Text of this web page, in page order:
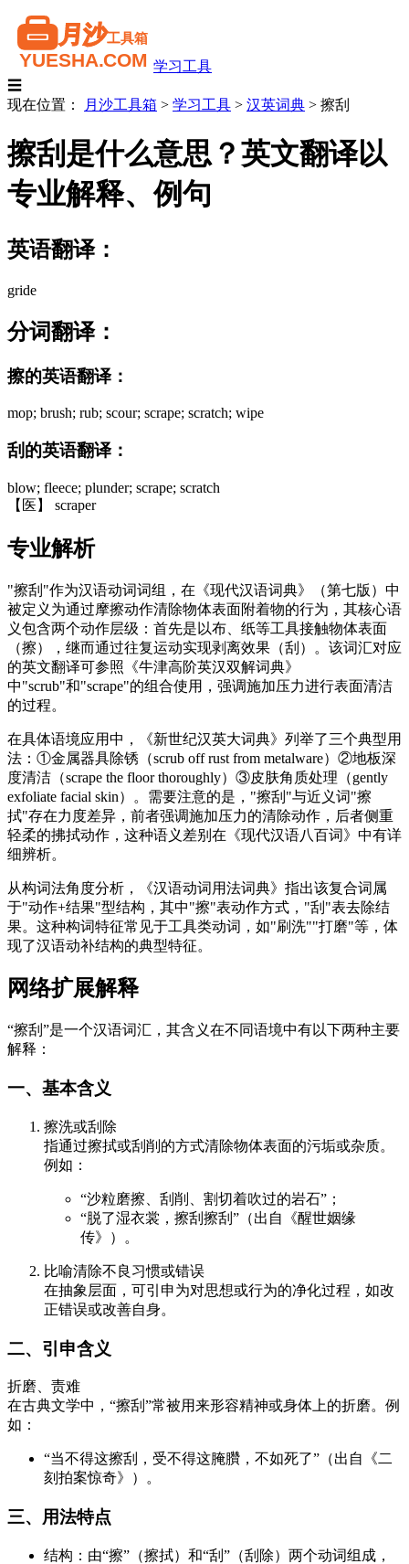
学习工具
☰
现在位置：
月沙工具箱 > 学习工具 > 汉英词典 > 擦刮
擦刮是什么意思？英文翻译以
专业解释、例句
英语翻译：
gride
分词翻译：
擦的英语翻译：
mop; brush; rub; scour; scrape; scratch; wipe
刮的英语翻译：
blow; fleece; plunder; scrape; scratch
【医】 scraper
专业解析
"擦刮"作为汉语动词词组，在《现代汉语词典》（第七版）中
被定义为通过摩擦动作清除物体表面附着物的行为，其核心语
义包含两个动作层级：首先是以布、纸等工具接触物体表面
（擦），继而通过往复运动实现剥离效果（刮）。该词汇对应
的英文翻译可参照《牛津高阶英汉双解词典》
中"scrub"和"scrape"的组合使用，强调施加压力进行表面清洁
的过程。
在具体语境应用中，《新世纪汉英大词典》列举了三个典型用
法：①金属器具除锈（scrub off rust from metalware）②地板深
度清洁（scrape the floor thoroughly）③皮肤角质处理（gently
exfoliate facial skin）。需要注意的是，"擦刮"与近义词"擦
拭"存在力度差异，前者强调施加压力的清除动作，后者侧重
轻柔的拂拭动作，这种语义差别在《现代汉语八百词》中有详
细辨析。
从构词法角度分析，《汉语动词用法词典》指出该复合词属
于"动作+结果"型结构，其中"擦"表动作方式，"刮"表去除结
果。这种构词特征常见于工具类动词，如"刷洗""打磨"等，体
现了汉语动补结构的典型特征。
网络扩展解释
“擦刮”是一个汉语词汇，其含义在不同语境中有以下两种主要
解释：
一、基本含义
擦洗或刮除
指通过擦拭或刮削的方式清除物体表面的污垢或杂质。
例如：
“沙粒磨擦、刮削、割切着吹过的岩石”；
“脱了湿衣裳，擦刮擦刮”（出自《醒世姻缘
传》）。
比喻清除不良习惯或错误
在抽象层面，可引申为对思想或行为的净化过程，如改
正错误或改善自身。
二、引申含义
折磨、责难
在古典文学中，“擦刮”常被用来形容精神或身体上的折磨。例
如：
“当不得这擦刮，受不得这腌臢，不如死了”（出自《二
刻拍案惊奇》）。
三、用法特点
结构：由“擦”（擦拭）和“刮”（刮除）两个动词组成，